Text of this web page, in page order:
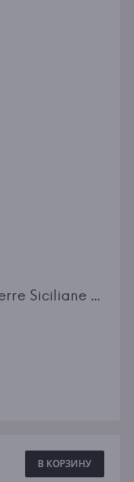
Frank Cornelissen Susucaru Terre Siciliane Rosato
В КОРЗИНУ